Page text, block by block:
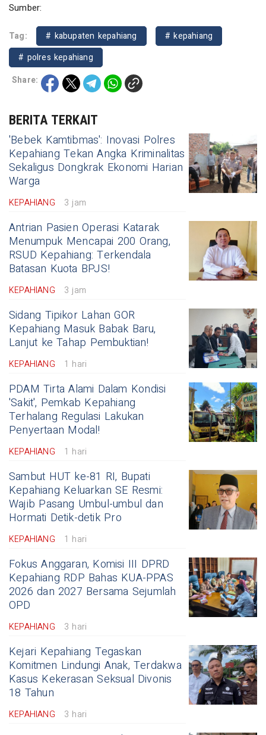
Sumber:
Tag: # kabupaten kepahiang
# kepahiang
# polres kepahiang
Share:
BERITA TERKAIT
'Bebek Kamtibmas': Inovasi Polres
Kepahiang Tekan Angka Kriminalitas
Sekaligus Dongkrak Ekonomi Harian
Warga
KEPAHIANG 3 jam
Antrian Pasien Operasi Katarak
Menumpuk Mencapai 200 Orang,
RSUD Kepahiang: Terkendala
Batasan Kuota BPJS!
KEPAHIANG 3 jam
Sidang Tipikor Lahan GOR
Kepahiang Masuk Babak Baru,
Lanjut ke Tahap Pembuktian!
KEPAHIANG 1 hari
PDAM Tirta Alami Dalam Kondisi
'Sakit', Pemkab Kepahiang
Terhalang Regulasi Lakukan
Penyertaan Modal!
KEPAHIANG 1 hari
Sambut HUT ke-81 RI, Bupati
Kepahiang Keluarkan SE Resmi:
Wajib Pasang Umbul-umbul dan
Hormati Detik-detik Pro
KEPAHIANG 1 hari
Fokus Anggaran, Komisi III DPRD
Kepahiang RDP Bahas KUA-PPAS
2026 dan 2027 Bersama Sejumlah
OPD
KEPAHIANG 3 hari
Kejari Kepahiang Tegaskan
Komitmen Lindungi Anak, Terdakwa
Kasus Kekerasan Seksual Divonis
18 Tahun
KEPAHIANG 3 hari